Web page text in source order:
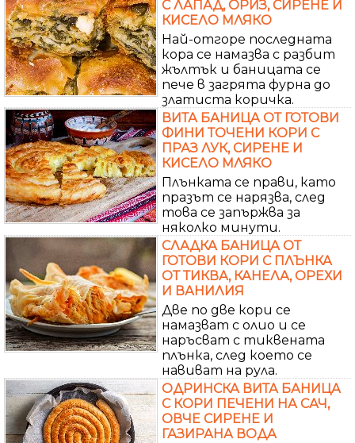
С ЛАПАД, ОРИЗ, СИРЕНЕ И
КИСЕЛО МЛЯКО
Най-отгоре последната
кора се намазва с разбит
жълтък и баницата се
пече в загрята фурна до
златиста коричка.
ВИТА БАНИЦА ОТ ГОТОВИ
ФИНИ ТОЧЕНИ КОРИ С
ПРАЗ ЛУК, СИРЕНЕ И
КИСЕЛО МЛЯКО
Плънката се прави, като
празът се нарязва, след
това се запържва за
няколко минути.
СЛАДКА БАНИЦА ОТ
ГОТОВИ КОРИ С ПЛЪНКА
ОТ ТИКВА, КАНЕЛА, ОРЕХИ
И ВАНИЛИЯ
Две по две кори се
намазват с олио и се
наръсват с тиквената
плънка, след което се
навиват на рула.
ОДРИНСКА ВИТА БАНИЦА
С КОРИ ПЕЧЕНИ НА САЧ,
ОВЧЕ СИРЕНЕ И
ГАЗИРАНА ВОДА